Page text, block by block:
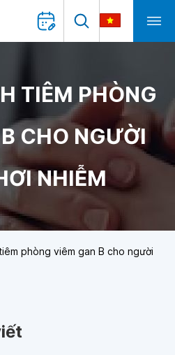
TIÊM PHÒNG
CHO NGƯỜI
NHIỄM
phòng viêm gan B cho người